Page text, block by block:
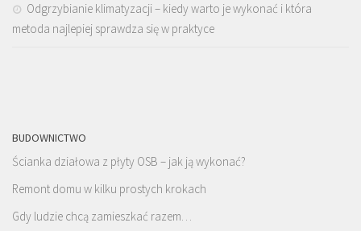
Odgrzybianie klimatyzacji – kiedy warto je wykonać i która
metoda najlepiej sprawdza się w praktyce
BUDOWNICTWO
Ścianka działowa z płyty OSB – jak ją wykonać?
Remont domu w kilku prostych krokach
Gdy ludzie chcą zamieszkać razem…